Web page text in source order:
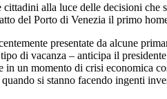
alla luce delle decisioni
del Porto di Venezia il primo
presentate da alcune
di vacanza – anticipa il
un momento di crisi economica
si stanno facendo ingenti